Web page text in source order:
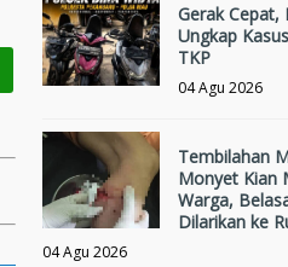
Gerak Cepat,
Ungkap
TKP
04 Agu 2026
Tembilahan
Monyet Kian
Warga,
Dilarikan ke
04 Agu 2026